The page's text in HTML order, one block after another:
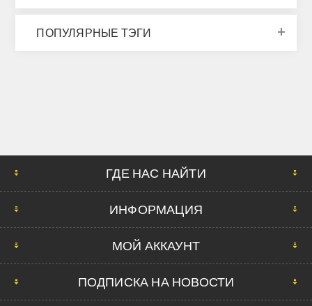
ПОПУЛЯРНЫЕ ТЭГИ
ГДЕ НАС НАЙТИ
ИНФОРМАЦИЯ
МОЙ АККАУНТ
ПОДПИСКА НА НОВОСТИ